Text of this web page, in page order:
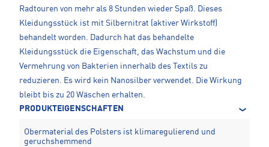
Radtouren von mehr als 8 Stunden wieder Spaß. Dieses
Kleidungsstück ist mit Silbernitrat (aktiver Wirkstoff)
behandelt worden. Dadurch hat das behandelte
Kleidungsstück die Eigenschaft, das Wachstum und die
Vermehrung von Bakterien innerhalb des Textils zu
reduzieren. Es wird kein Nanosilber verwendet. Die Wirkung
bleibt bis zu 20 Wäschen erhalten.
PRODUKTEIGENSCHAFTEN
Obermaterial des Polsters ist klimaregulierend und
geruchshemmend